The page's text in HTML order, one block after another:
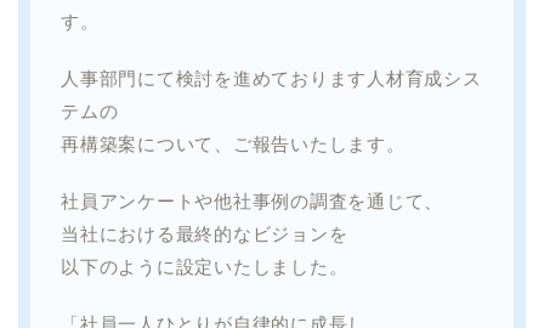
す。
人事部門にて検討を進めております人材育成シス
テムの
再構築案について、ご報告いたします。
社員アンケートや他社事例の調査を通じて、
当社における最終的なビジョンを
以下のように設定いたしました。
「社員一人ひとりが自律的に成長し、